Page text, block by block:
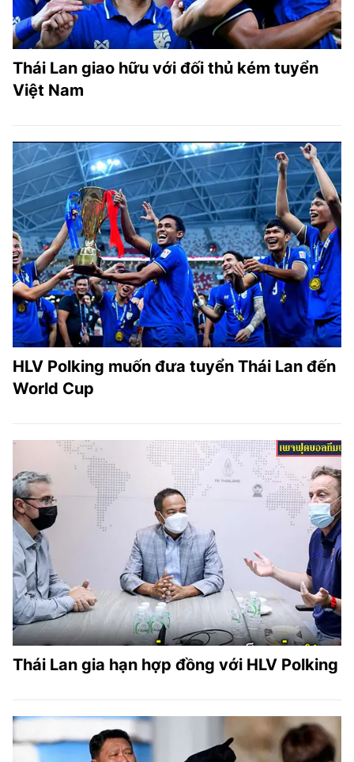
Thái Lan giao hữu với đối thủ kém tuyển
Việt Nam
HLV Polking muốn đưa tuyển Thái Lan đến
World Cup
Thái Lan gia hạn hợp đồng với HLV Polking